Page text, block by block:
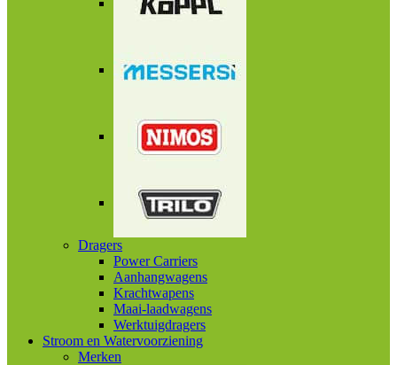
Dragers
Power Carriers
Aanhangwagens
Krachtwapens
Maai-laadwagens
Werktuigdragers
Stroom en Watervoorziening
Merken